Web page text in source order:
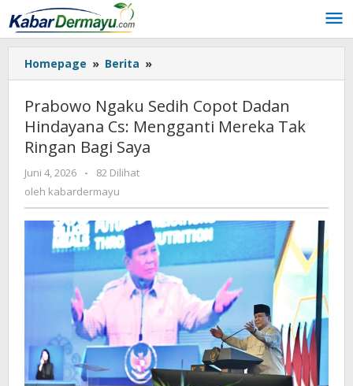
Lewati
ke
konten
Homepage » Berita »
Ngaku
Sedih
Copot
Dadan
Tak
Ringan
Bagi
Saya
Prabowo Ngaku Sedih Copot Dadan
Hindayana Cs: Mengganti Mereka Tak
Ringan Bagi Saya
Juni 4, 2026
oleh
kabardermayu
-
82 Dilihat
oleh kabardermayu